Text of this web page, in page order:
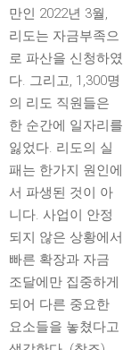
만인 2022년 3월,
리도는 자금부족으
로 파산을 신청하였
다. 그리고, 1,300명
의 리도 직원들은
한 순간에 일자리를
잃었다. 리도의 실
패는 한가지 원인에
서 파생된 것이 아
니다. 사업이 안정
되지 않은 상황에서
빠른 확장과 자금
조달에만 집중하게
되어 다른 중요한
요소들을 놓쳤다고